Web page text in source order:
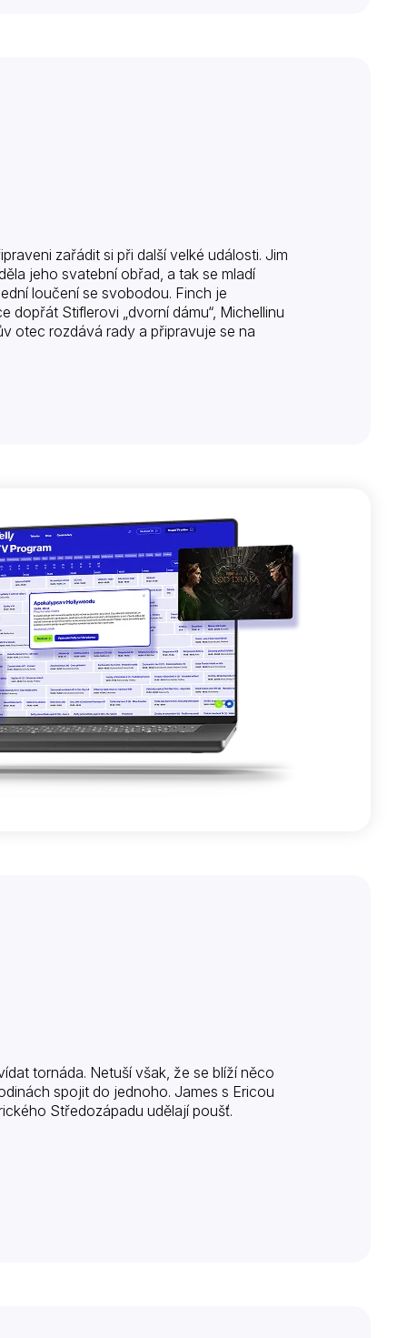
zařádit si při další velké události. Jim
jeho svatební obřad, a tak se mladí
loučení se svobodou. Finch je
Stiflerovi „dvorní dámu“, Michellinu
otec rozdává rady a připravuje se na
tornáda. Netuší však, že se blíží něco
spojit do jednoho. James s Ericou
Středozápadu udělají poušť.